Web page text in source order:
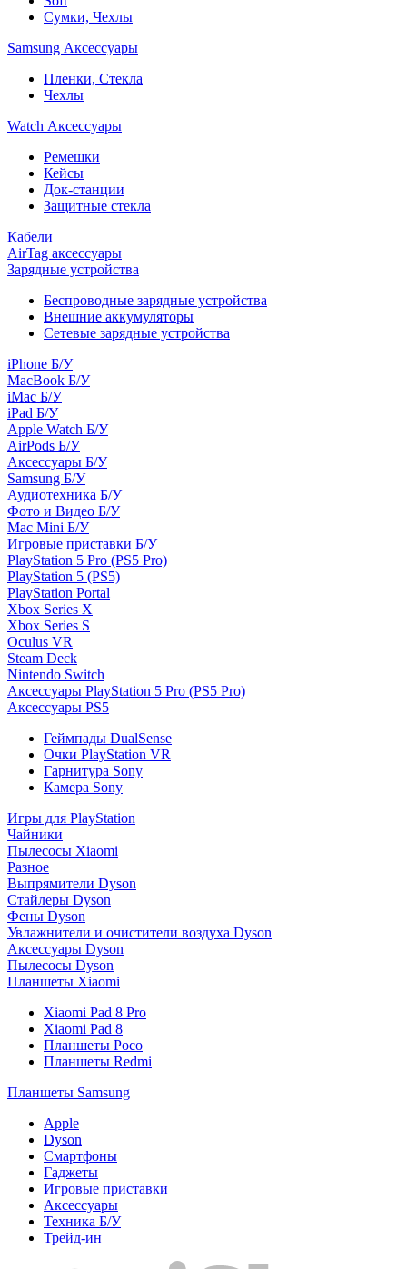
Сумки, Чехлы
Samsung Аксессуары
Пленки, Стекла
Чехлы
Watch Аксессуары
Ремешки
Кейсы
Док-станции
Защитные стекла
Кабели
AirTag аксессуары
Зарядные устройства
Беспроводные зарядные устройства
Внешние аккумуляторы
Сетевые зарядные устройства
iPhone Б/У
MacBook Б/У
iMac Б/У
iPad Б/У
Apple Watch Б/У
AirPods Б/У
Аксессуары Б/У
Samsung Б/У
Аудиотехника Б/У
Фото и Видео Б/У
Mac Mini Б/У
Игровые приставки Б/У
PlayStation 5 Pro (PS5 Pro)
PlayStation 5 (PS5)
PlayStation Portal
Xbox Series X
Xbox Series S
Oculus VR
Steam Deck
Nintendo Switch
Аксессуары PlayStation 5 Pro (PS5 Pro)
Аксессуары PS5
Геймпады DualSense
Очки PlayStation VR
Гарнитура Sony
Камера Sony
Игры для PlayStation
Чайники
Пылесосы Xiaomi
Разное
Выпрямители Dyson
Стайлеры Dyson
Фены Dyson
Увлажнители и очистители воздуха Dyson
Аксессуары Dyson
Пылесосы Dyson
Планшеты Xiaomi
Xiaomi Pad 8 Pro
Xiaomi Pad 8
Планшеты Poco
Планшеты Redmi
Планшеты Samsung
Apple
Dyson
Смартфоны
Гаджеты
Игровые приставки
Аксессуары
Техника Б/У
Трейд-ин